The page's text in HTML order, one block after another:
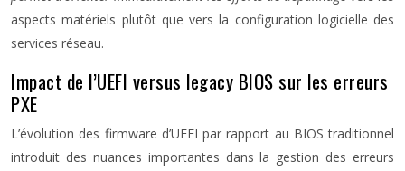
aspects matériels plutôt que vers la configuration logicielle des
services réseau.
Impact de l’UEFI versus legacy BIOS sur les erreurs
PXE
L’évolution des firmware d’UEFI par rapport au BIOS traditionnel
introduit des nuances importantes dans la gestion des erreurs